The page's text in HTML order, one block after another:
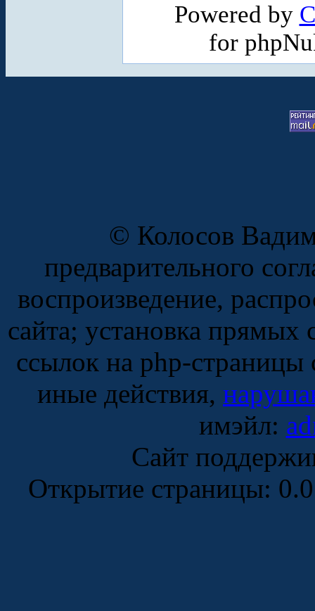
Powered by
for
© Колосов
предварительного
воспроизведение,
сайта; установка прямых
ссылок на php-страницы
иные действия,
имэйл:
Сайт
Открытие страницы: